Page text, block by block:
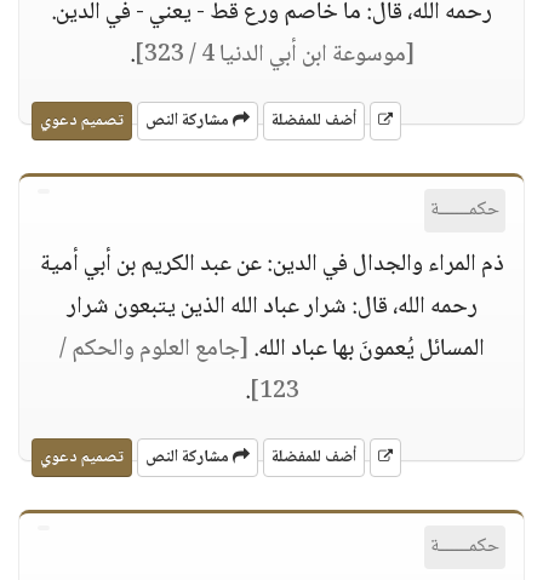
رحمه الله، قال: ما خاصم ورع قط - يعني - في الدين.
[موسوعة ابن أبي الدنيا 4 / 323]
.
أضف للمفضلة مشاركة النص تصميم دعوي
حكمــــــة
ذم المراء والجدال في الدين: عن عبد الكريم بن أبي أمية
رحمه الله، قال: شرار عباد الله الذين يتبعون شرار
المسائل يُعمونَ بها عباد الله.[جامع العلوم والحكم /
123]
.
أضف للمفضلة مشاركة النص تصميم دعوي
حكمــــــة